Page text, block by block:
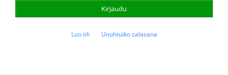
Kirjaudu
Luo tili Unohtuiko salasana